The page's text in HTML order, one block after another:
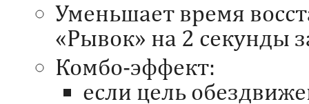
Уменьшает время
«Рывок» на 2 секунды
Комбо-эффект:
если цель